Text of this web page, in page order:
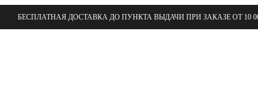
БЕСПЛАТНАЯ ДОСТАВКА ДО ПУНКТА ВЫДАЧИ ПРИ ЗАКАЗЕ ОТ 10